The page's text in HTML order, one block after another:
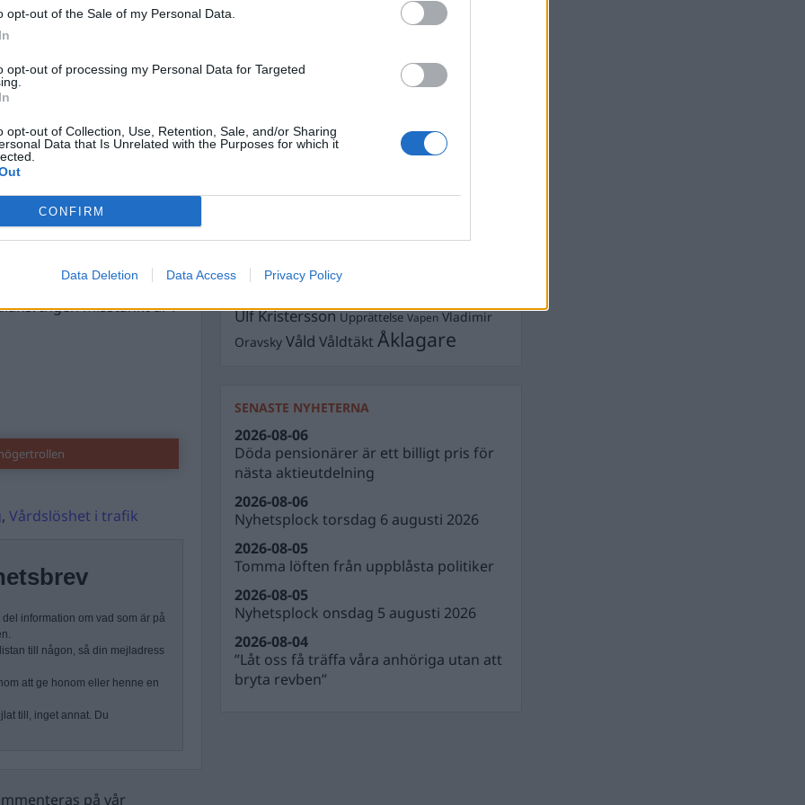
opt-out of the Sale of my Personal Data.
opt-out of processing my Personal Data for Targeted
opt-out of Collection, Use, Retention, Sale, and/or Sharing
Data that Is Unrelated with the Purposes for which it
CONFIRM
Data Deletion Data Access Privacy Policy
länder. Målet är att ha
i hela landet för
Karin Edström
och Storbritannien
larmas polis till
en man i 20-
på toaletterna vid
smycken och
Visst våld har använts
Ingen misstänkt är i
, Vårdslöshet i trafik
information om vad som är på
till någon, så din mejladress
att ge honom eller henne en
till, inget annat. Du
på vår
Ebba Busch
Jimmie Åkesson Kokainmålet
Lagar Michael Pålsson
Mord
PoliserRasismRicard A R Nilsson
Rättssäkerhet
Sverigedemokraterna
Ulf Kristersson Upprättelse Vapen Vladimir
Oravsky Våld Våldtäkt Åklagare
SENASTE NYHETERNA
Döda pensionärer är ett billigt pris för
nästa aktieutdelning
2026-08-06
Nyhetsplock torsdag 6 augusti 2026
2026-08-06
Tomma löften från uppblåsta politiker
2026-08-05
Nyhetsplock onsdag 5 augusti 2026
2026-08-05
”Låt oss få träffa våra anhöriga utan att
bryta revben”
2026-08-04